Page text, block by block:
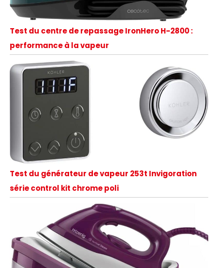
Test du centre de repassage IronHero H-2800 :
performance à la vapeur
Test du générateur de vapeur 253t Invigoration
série control kit chrome poli